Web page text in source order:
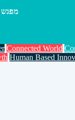
מפגש 1:1 ליעוץ על בינה מלאכותית גנרטיבית// מפגשי יעוץ לחדשנות באמצעות דיגיטל
Connected World
Human Based